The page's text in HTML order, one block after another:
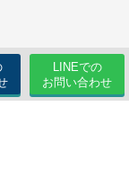
LINEでの
お問い合わせ